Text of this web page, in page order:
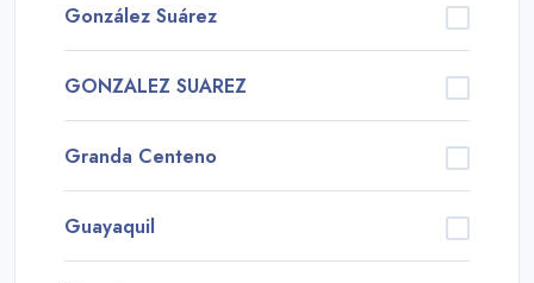
González Suárez
GONZALEZ SUAREZ
Granda Centeno
Guayaquil